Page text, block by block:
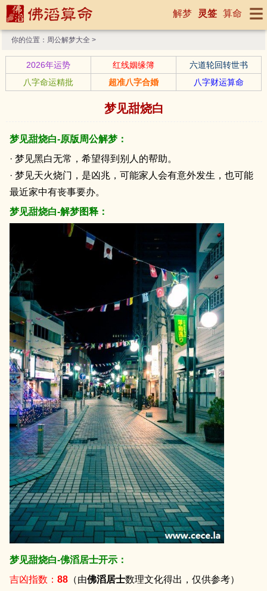
解梦 灵签 算命
你的位置： 周公解梦大全 >
2026年运势 红线姻缘簿
六道轮回转世书
八字命运精批
超准八字合婚 八字财运算命
梦见甜烧白
梦见甜烧白-原版周公解梦：
· 梦见黑白无常，希望得到别人的帮助。
· 梦见天火烧门，是凶兆，可能家人会有意外发生，也可能
最近家中有丧事要办。
梦见甜烧白-解梦图释：
梦见甜烧白-佛滔居士开示：
吉凶指数： 88 （由佛滔居士数理文化得出，仅供参考）